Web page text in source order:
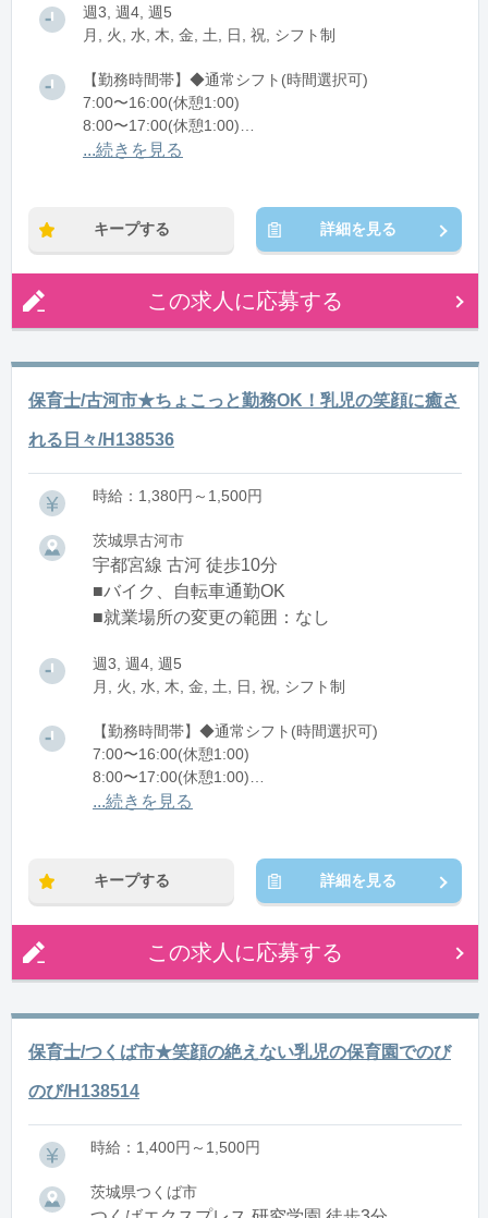
週3, 週4, 週5
月, 火, 水, 木, 金, 土, 日, 祝, シフト制
【勤務時間帯】◆通常シフト(時間選択可)
7:00〜16:00(休憩1:00)
8:00〜17:00(休憩1:00)
12:00〜21:00(休憩1:00)
...続きを見る
キープする 詳細を見る
この求人に応募する
保育士/古河市★ちょこっと勤務OK！乳児の笑顔に癒さ
れる日々/H138536
時給：1,380円～1,500円
茨城県古河市
宇都宮線 古河 徒歩10分
■バイク、自転車通勤OK
■就業場所の変更の範囲：なし
週3, 週4, 週5
月, 火, 水, 木, 金, 土, 日, 祝, シフト制
【勤務時間帯】◆通常シフト(時間選択可)
7:00〜16:00(休憩1:00)
8:00〜17:00(休憩1:00)
12:00〜21:00(休憩1:00)
...続きを見る
キープする 詳細を見る
この求人に応募する
保育士/つくば市★笑顔の絶えない乳児の保育園でのび
のび/H138514
時給：1,400円～1,500円
茨城県つくば市